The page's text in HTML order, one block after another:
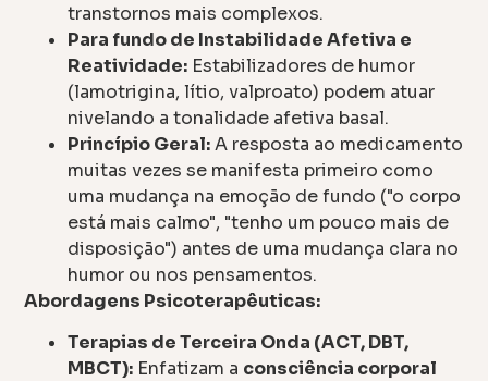
transtornos mais complexos.
Para fundo de Instabilidade Afetiva e
Reatividade: Estabilizadores de humor
(lamotrigina, lítio, valproato) podem atuar
nivelando a tonalidade afetiva basal.
Princípio Geral:A resposta ao medicamento
muitas vezes se manifesta primeiro como
uma mudança na emoção de fundo ("o corpo
está mais calmo", "tenho um pouco mais de
disposição") antes de uma mudança clara no
humor ou nos pensamentos.
Abordagens Psicoterapêuticas:
Terapias de Terceira Onda (ACT, DBT,
MBCT): Enfatizam a consciência corporal